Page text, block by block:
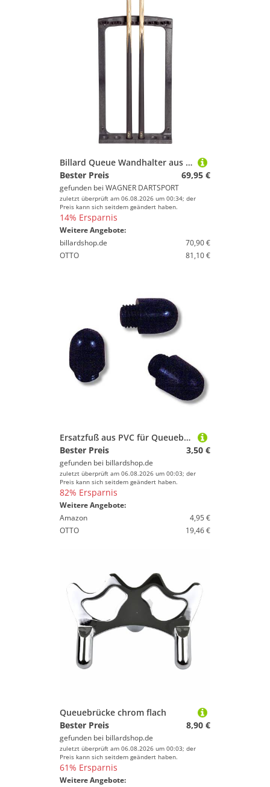
Billard Queue Wandhalter aus stabilem Fiberglas , 60 x 36 cm
Bester Preis
69,95 €
gefunden bei WAGNER DARTSPORT
zuletzt überprüft am 06.08.2026 um 00:34; der
Preis kann sich seitdem geändert haben.
14% Ersparnis
Weitere Angebote:
billardshop.de
70,90 €
OTTO
81,10 €
Ersatzfuß aus PVC für Queuebrücke
Bester Preis
3,50 €
gefunden bei billardshop.de
zuletzt überprüft am 06.08.2026 um 00:03; der
Preis kann sich seitdem geändert haben.
82% Ersparnis
Weitere Angebote:
Amazon
4,95 €
OTTO
19,46 €
Queuebrücke chrom flach
Bester Preis
8,90 €
gefunden bei billardshop.de
zuletzt überprüft am 06.08.2026 um 00:03; der
Preis kann sich seitdem geändert haben.
61% Ersparnis
Weitere Angebote: